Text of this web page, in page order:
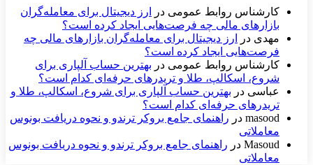
کارشناس روابط عمومی در
ارز دیجیتال برای معامله‌گران
بازارهای مالی چه فرصت‌هایی ایجاد کرده است؟
مهدی در
ارز دیجیتال برای معامله‌گران بازارهای مالی چه
فرصت‌هایی ایجاد کرده است؟
کارشناس روابط عمومی در بهترین حساب آلپاری برای
شروع، اسکالپ، طلا و تریدرهای حرفه‌ای کدام است؟
عباسی در بهترین حساب آلپاری برای شروع، اسکالپ، طلا و
تریدرهای حرفه‌ای کدام است؟
masood در راهنمای جامع بروکر ترندو و نحوه دریافت بونوس
معاملاتی
Masoud در راهنمای جامع بروکر ترندو و نحوه دریافت بونوس
معاملاتی